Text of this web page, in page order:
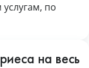
по
на весь